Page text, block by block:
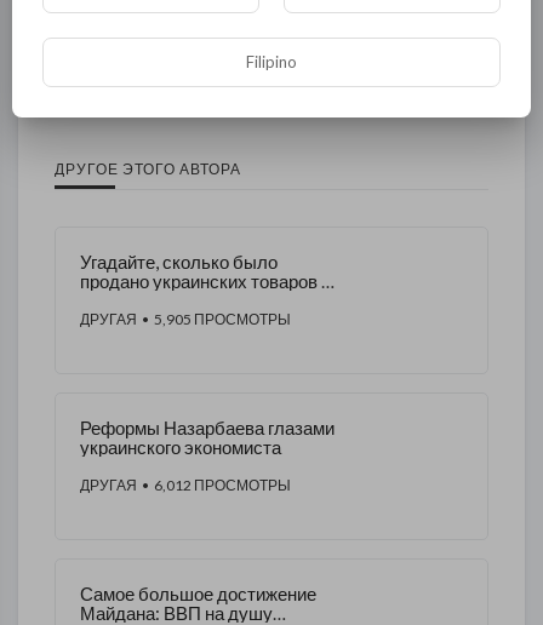
Религия Экономика Экология
Технологии Другая
ДРУГОЕ ЭТОГО АВТОРА
Угадайте, сколько было
продано украинских товаров в
ДРУГАЯ • 5,905 ПРОСМОТРЫ
Реформы Назарбаева глазами
украинского экономиста
ДРУГАЯ • 6,012 ПРОСМОТРЫ
Самое большое достижение
Майдана: ВВП на душу
Filipino